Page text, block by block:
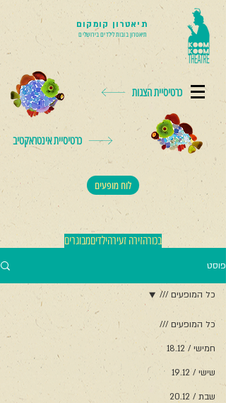
תיאטרון קומקום
תיאטרון בובות לילדים בירושלים
כרטיסיית הצגות
כרטיסיית אינטראקטיב
לוח מופעים
בכורהזירה זעירהילדיםמבוגרים
פוסט
כל המופעים ///
חמישי / 18.12
שישי / 19.12
שבת / 20.12
כל המופעים ///